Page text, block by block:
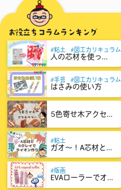
お役立ちコラムランキング
粘土 図工カリキュラム
人の芯材を使っ...
手芸 図工カリキュラム
はさみの使い方
5色寄せ木アクセ...
粘土
ガオ～！A芯材と...
版画
EVAローラーでオ...